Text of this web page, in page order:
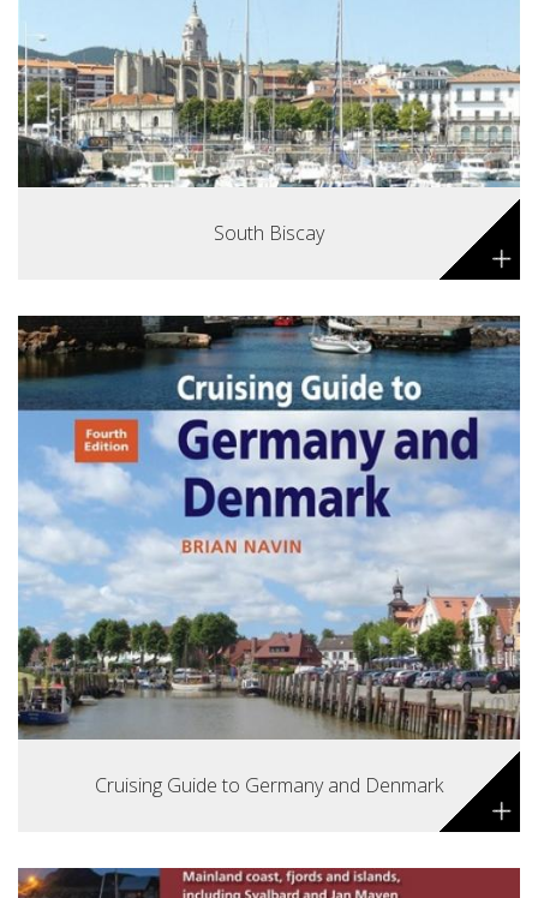
South Biscay +
Cruising Guide to Germany and Denmark +